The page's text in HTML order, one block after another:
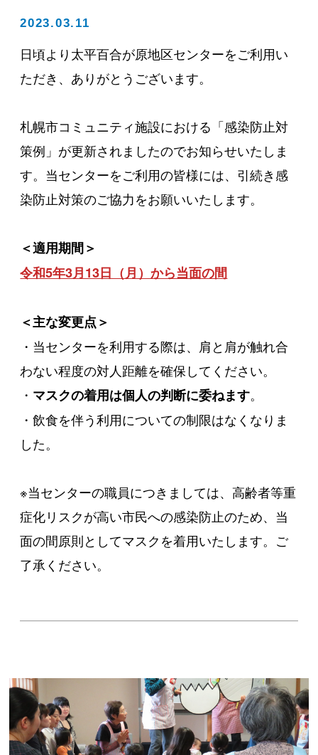
2023.03.11
日頃より太平百合が原地区センターをご利用い
ただき、ありがとうございます。
札幌市コミュニティ施設における「感染防止対
策例」が更新されましたのでお知らせいたしま
す。当センターをご利用の皆様には、引続き感
染防止対策のご協力をお願いいたします。
＜適用期間＞
令和5年3月13日（月）から当面の間
＜主な変更点＞
・当センターを利用する際は、肩と肩が触れ合
わない程度の対人距離を確保してください。
・ マスクの着用は個人の判断に委ねます。
・飲食を伴う利用についての制限はなくなりま
した。
※当センターの職員につきましては、高齢者等重
症化リスクが高い市民への感染防止のため、当
面の間原則としてマスクを着用いたします。ご
了承ください。